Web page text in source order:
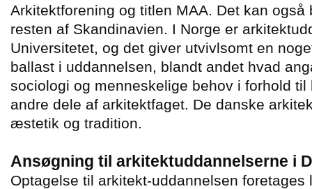
Arkitektforening og titlen MAA. Det kan
resten af Skandinavien. I Norge er
Universitetet, og det giver utvivlsomt en
ballast i uddannelsen, blandt andet hvad
sociologi og menneskelige behov i forhold
andre dele af arkitektfaget. De danske
æstetik og tradition.
Ansøgning til arkitektuddannelserne i
Optagelse til arkitekt-uddannelsen foretages